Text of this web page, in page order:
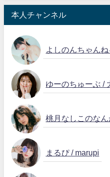
本人チャンネル
よしのんちゃん
ゆーのちゅーぶ /
桃月なしこのな
まるぴ / marupi